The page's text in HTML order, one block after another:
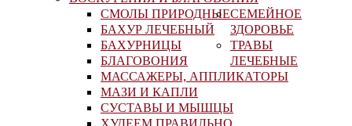
СМОЛЫ ПРИРОДНЫЕ
БАХУР ЛЕЧЕБНЫЙ
БАХУРНИЦЫ
БЛАГОВОНИЯ
СЕМЕЙНОЕ
ЗДОРОВЬЕ
МАССАЖЕРЫ, АППЛИКАТОРЫ
МАЗИ И КАПЛИ
СУСТАВЫ И МЫШЦЫ
ТРАВЫ
ЛЕЧЕБНЫЕ